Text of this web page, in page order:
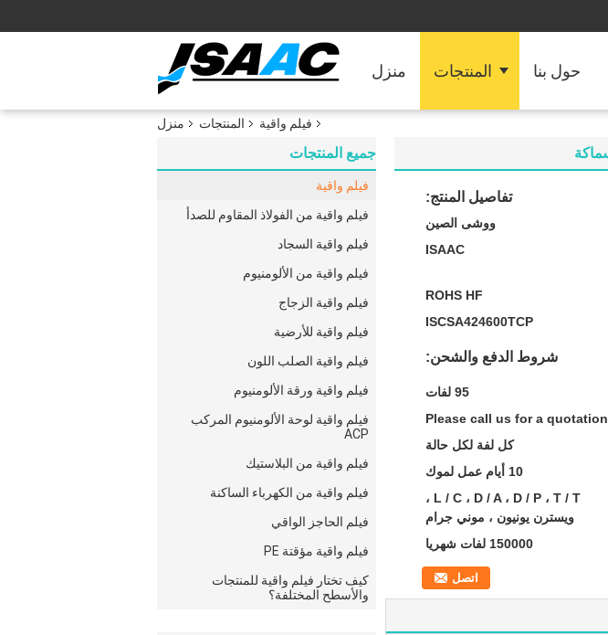
منزل المنتجات حول بنا
منزل المنتجات فيلم واقية
جميع المنتجات
فيلم واقية
فيلم واقية من الفولاذ المقاوم للصدأ
فيلم واقية السجاد
فيلم واقية من الألومنيوم
فيلم واقية الزجاج
فيلم واقية للأرضية
فيلم واقية الصلب اللون
فيلم واقية ورقة الألومنيوم
فيلم واقية لوحة الألومنيوم المركب
ACP
فيلم واقية من البلاستيك
فيلم واقية من الكهرباء الساكنة
فيلم الحاجز الواقي
فيلم واقية مؤقتة PE
كيف تختار فيلم واقية للمنتجات
والأسطح المختلفة؟
تفاصيل المنتج:
ووشى الصين
ISAAC
ROHS HF
ISCSA424600TCP
شروط الدفع والشحن:
95 لفات
Please call us for a quotation
كل لفة لكل حالة
10 أيام عمل لموك
L / C ، D / A ، D / P ، T / T ،
ويسترن يونيون ، موني جرام
150000 لفات شهريا
اتصل